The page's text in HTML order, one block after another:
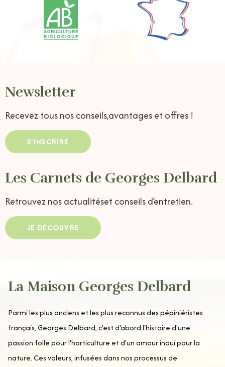
Newsletter
Recevez tous nos conseils,avantages et offres !
S'INSCRIRE
Les Carnets de Georges Delbard
Retrouvez nos actualitéset conseils d’entretien.
JE DÉCOUVRE
La Maison Georges Delbard
Parmi les plus anciens et les plus reconnus des pépiniéristes
français, Georges Delbard, c'est d'abord l'histoire d'une
passion folle pour l'horticulture et d'un amour inouï pour la
nature. Ces valeurs, infusées dans nos processus de